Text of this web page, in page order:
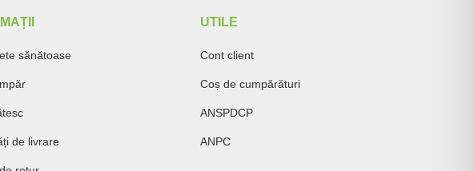
sănătoase
de livrare
UTILE
Cont client
Coș de cumpărături
ANSPDCP
ANPC